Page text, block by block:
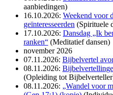
aanbiedingen)
16.10.2026: Weekend voor
geïnteresseerden (Spirituele
17.10.2026: Dansdag „Ik
ranken“ (Meditatief dansen)
november 2026
07.11.2026: Bijbelvertel
08.11.2026:
(Opleiding tot
08.11.2026: „Wandel voor